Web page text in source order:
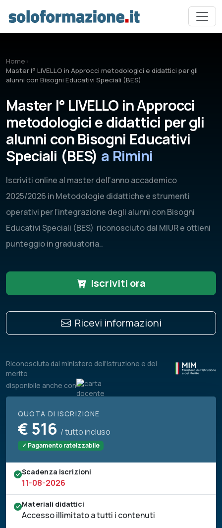
Home ›
Master I° LIVELLO in Approcci metodologici e didattici per gli
alunni con Bisogni Educativi Speciali (BES)
Master I° LIVELLO in Approcci
metodologici e didattici per gli
alunni con Bisogni Educativi
Speciali (BES) a Rimini
Iscriviti online al master dell'anno accademico
2025/2026 in Metodologie didattiche e strumenti
operativi per l’integrazione degli alunni con Bisogni
Educativi Speciali (BES) riconosciuto dal MIUR e ottieni
punteggio in graduatoria..
Iscriviti ora
Ricevi informazioni
Riconosciuta dal ministero dell'istruzione e del
merito
disponibile anche con
QUOTA DI ISCRIZIONE
€ 516 / tutto incluso
✓ Pagamento rateizzabile
Scadenza iscrizioni
11-08-2026
Materiali didattici
Accesso illimitato a tutti i contenuti